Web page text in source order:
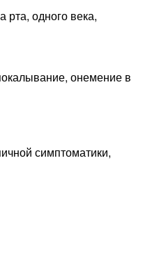
одного века,
онемение в
симптоматики,